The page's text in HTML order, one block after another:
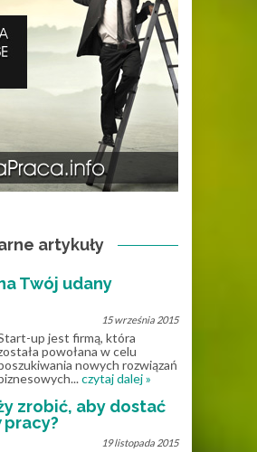
artykuły
Twój udany
15 września 2015
up jest firmą, która
powołana w celu
nowych rozwiązań
czytaj dalej »
zrobić, aby dostać
pracy?
19 listopada 2015